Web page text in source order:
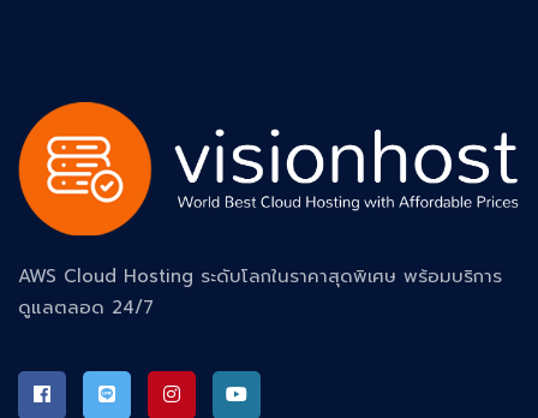
AWS Cloud Hosting ระดับโลกในราคาสุดพิเศษ พร้อมบริการ
ดูแลตลอด 24/7